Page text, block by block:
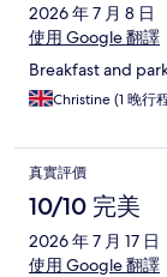
2026 年 7 月 8 日
使用 Google 翻譯
Breakfast and
Christine (1 晚行
真實評價
10/10 完美
2026 年 7 月 17 日
使用 Google 翻譯